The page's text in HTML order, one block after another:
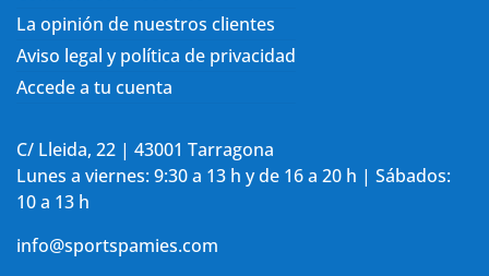
La opinión de nuestros clientes
Aviso legal y política de privacidad
Accede a tu cuenta
C/ Lleida, 22 | 43001 Tarragona
Lunes a viernes: 9:30 a 13 h y de 16 a 20 h | Sábados:
10 a 13 h
info@sportspamies.com